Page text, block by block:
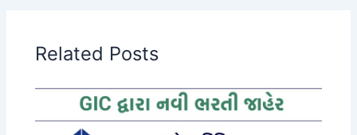
Related Posts